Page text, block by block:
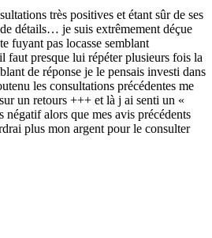
très positives et étant sûr de ses
détails… je suis extrêmement déçue
fuyant pas locasse semblant
faut presque lui répéter plusieurs fois la
de réponse je le pensais investi dans
les consultations précédentes me
un retours +++ et là j ai senti un «
alors que mes avis précédents
plus mon argent pour le consulter